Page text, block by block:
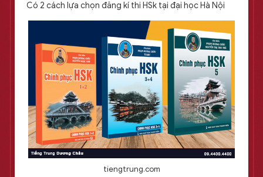
Có 2 cách lựa chọn đăng kí thi HSk tại đại học Hà Nội
tiengtrung.com